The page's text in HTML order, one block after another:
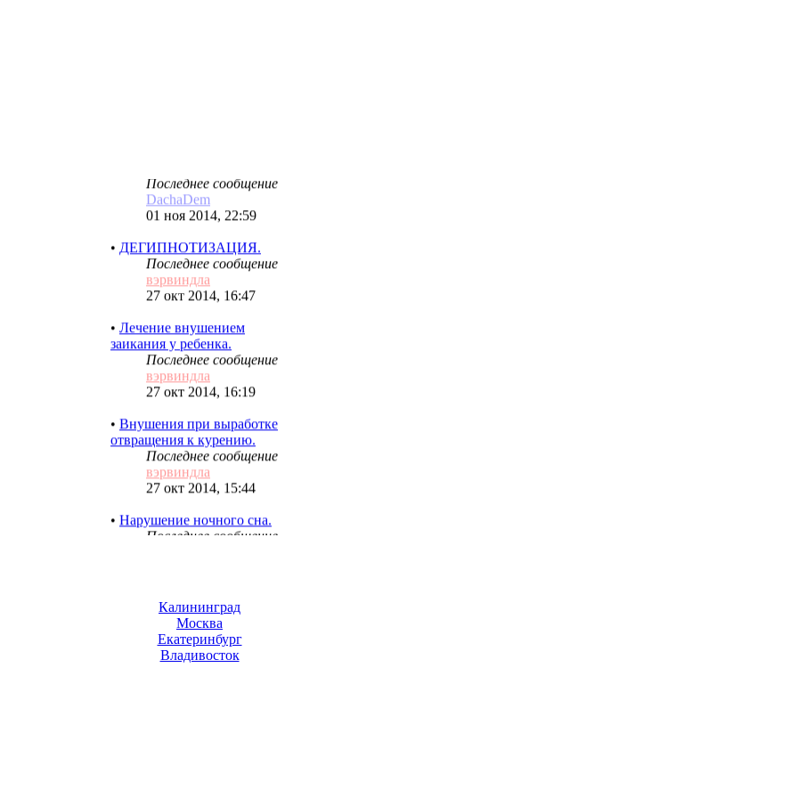
01 ноя 2014, 22:59
ДЕГИПНОТИЗАЦИЯ.
Последнее сообщение
вэрвиндла
27 окт 2014, 16:47
Лечение внушением
заикания у ребенка.
Последнее сообщение
вэрвиндла
27 окт 2014, 16:19
Внушения при выработке
отвращения к курению.
Последнее сообщение
вэрвиндла
27 окт 2014, 15:44
Нарушение ночного сна.
вэрвиндла
Последнее сообщение
вэрвиндла
27 окт 2014, 15:38
Калининград
Москва
Екатеринбург
Владивосток